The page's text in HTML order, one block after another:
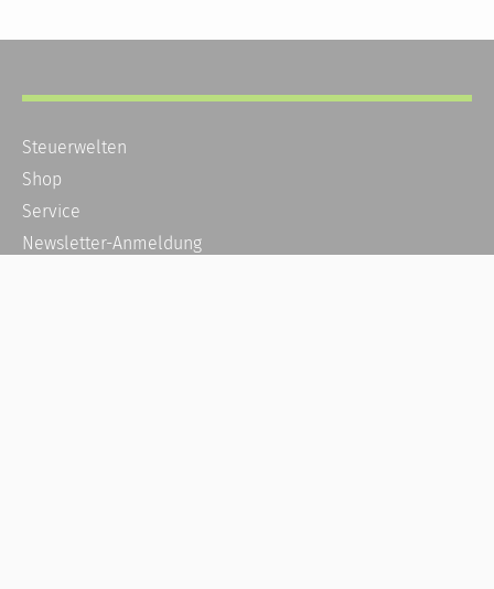
Steuerwelten
Shop
Service
Newsletter-Anmeldung